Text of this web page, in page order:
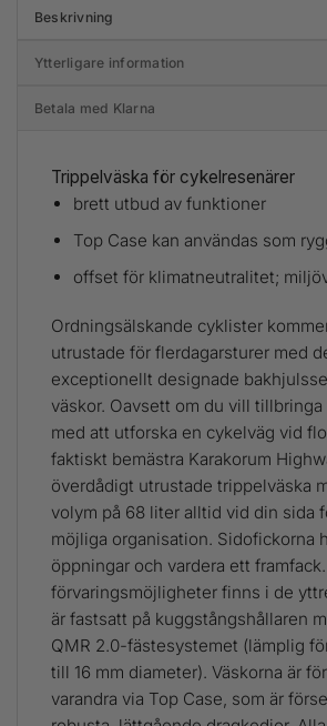
Beskrivning
Ytterligare information
Betala med Klarna
Trippelväska för cykelresenärer
brett utbud av funktioner
Top Case kan användas som
offset för klimatneutralitet;
Ordningsälskande cyklister
utrustade för flerdagarsturer med
exceptionellt designade
väskor. Oavsett om du vill tillbringa
med att utforska en cykelväg vid
faktiskt bemästra Karakorum
överdådigt utrustade trippelväska
volym på 68 liter alltid vid din sida
möjliga organisation. Sidofickorna
öppningar och vardera ett
förvaringsmöjligheter finns i de
är fastsatt på kuggstångshållaren
QMR 2.0-fästesystemet (lämplig
till 16 mm diameter). Väskorna är
varandra via Top Case, som är